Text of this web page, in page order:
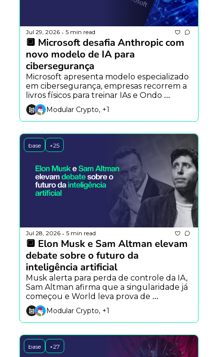
Jul 29, 2026 • 5 min read
🔲 Microsoft desafia Anthropic com
novo modelo de IA para
cibersegurança
Microsoft apresenta modelo especializado
em cibersegurança, empresas recorrem a
livros físicos para treinar IAs e Ondo
reformula sua infraestrutura blockchain
com a Ondo Network.
Modular Crypto, +1
base +25
Jul 28, 2026 • 5 min read
🔲 Elon Musk e Sam Altman elevam
debate sobre o futuro da
inteligência artificial
Musk alerta para perda de controle da IA,
Sam Altman afirma que a singularidade já
começou e World leva prova de
humanidade para agentes autônomos.
Modular Crypto, +1
base +27